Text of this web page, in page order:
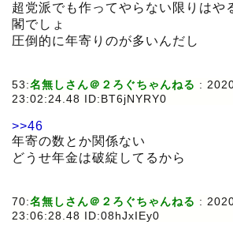
超党派でも作ってやらない限りはや
閣でしょ
圧倒的に年寄りのが多いんだし
53:名無しさん＠２ろぐちゃんねる :
23:02:24.48 ID:BT6jNYRY0
>>46
年寄の数とか関係ない
どうせ年金は破綻してるから
70:名無しさん＠２ろぐちゃんねる :
23:06:28.48 ID:08hJxIEy0